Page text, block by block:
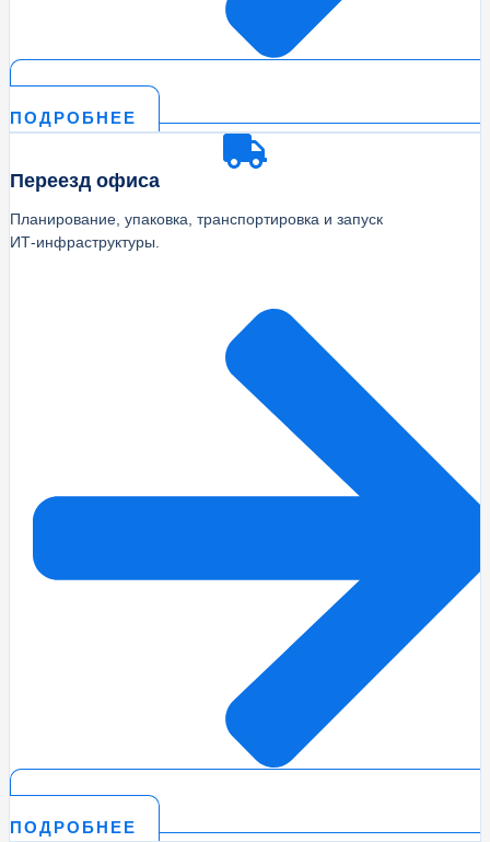
ПОДРОБНЕЕ
Переезд офиса
Планирование, упаковка, транспортировка и запуск
ИТ‑инфраструктуры.
ПОДРОБНЕЕ